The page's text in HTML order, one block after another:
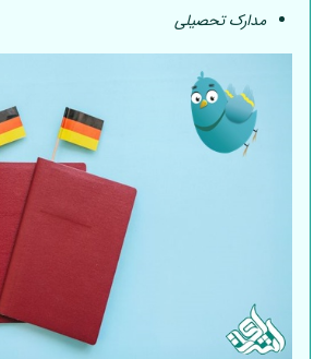
مدارک تحصیلی